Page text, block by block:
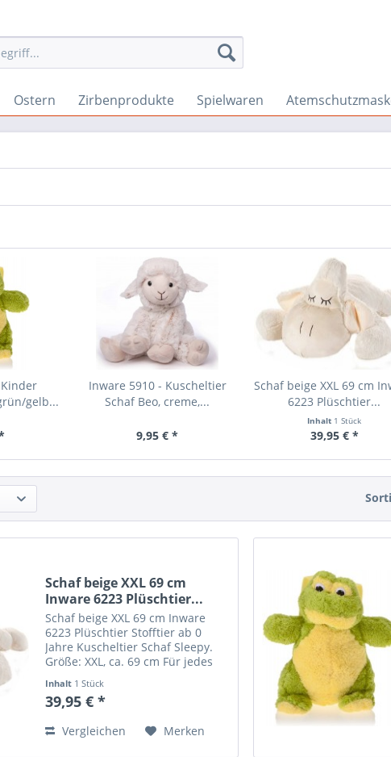
Ostern Zirbenprodukte Spielwaren
gelb...
Inware 5910 - Kuscheltier
Schaf Beo, creme,...
9,95 € *
Schaf beige XXL 69 cm
6223 Plüschtier...
Inhalt 1 Stück
39,95 € *
Schaf beige XXL 69 cm
Inware 6223 Plüschtier...
Schaf beige XXL 69 cm Inware
6223 Plüschtier Stofftier ab 0
Jahre Kuscheltier Schaf Sleepy.
Größe: XXL, ca. 69 cm Für jedes
Polyester. 30° waschbar Ein
Freund für lange Zeit: Ständiger
Inhalt 1 Stück
39,95 € *
Vergleichen Merken